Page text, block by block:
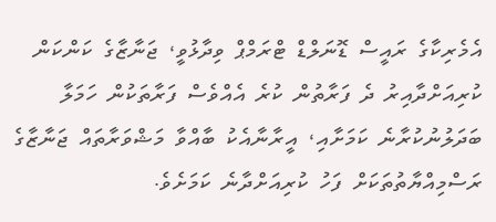
އެމެރިކާގެ ރައީސް ޑޮނަލްޑް ޓްރަމްޕް ވިދާޅުވީ، ޖަނާޒާގެ ކަންކަން
ކުރިއަށްދާއިރު ދެ ފަރާތުން ކުރެ އެއްވެސް ފަރާތަކުން ހަމަލާ
ބަދަލުނުކުރާނެ ކަމަށާއި، އީރާނާއެކު ބާއްވާ މަޝްވަރާތައް ޖަނާޒާގެ
ރަސްމިއްޔާތުތަކަށް ފަހު ކުރިއަށްދާނެ ކަމަށެވެ.